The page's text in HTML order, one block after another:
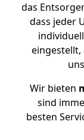
das
dass jeder
eingestellt,
Wir bieten
sind
besten